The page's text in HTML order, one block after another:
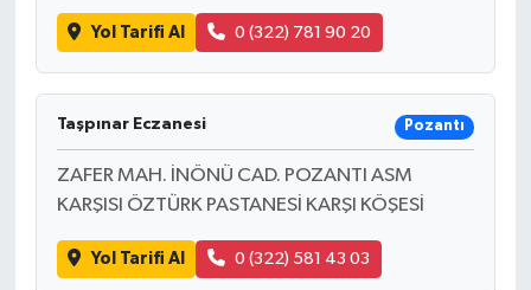
Yol Tarifi Al 0 (322) 781 90 20
Taşpınar Eczanesi Pozantı
ZAFER MAH. İNÖNÜ CAD. POZANTI ASM
KARŞISI ÖZTÜRK PASTANESİ KARŞI KÖŞESİ
Yol Tarifi Al 0 (322) 581 43 03